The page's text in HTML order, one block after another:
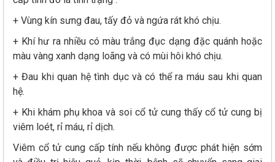
+ Vùng kín sưng đau, tấy đỏ và ngứa rát khó chịu.
+ Khí hư ra nhiều có màu trắng đục dạng đặc quánh hoặc
màu vàng xanh dạng loãng và có mùi hôi khó chịu.
+ Đau khi quan hệ tình dục và có thể ra máu sau khi quan
hệ.
+ Khi khám phụ khoa và soi cổ tử cung thấy cổ tử cung bị
viêm loét, rỉ máu, rỉ dịch.
Viêm cổ tử cung cấp tính nếu không được phát hiện sớm